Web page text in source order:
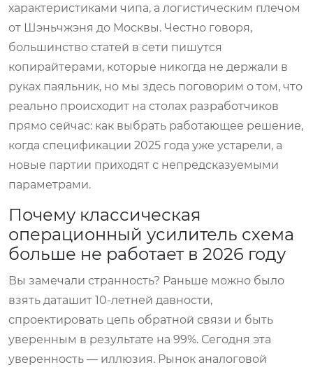
характеристиками чипа, а логистическим плечом
от Шэньчжэня до Москвы. Честно говоря,
большинство статей в сети пишутся
копирайтерами, которые никогда не держали в
руках паяльник, но мы здесь поговорим о том, что
реально происходит на столах разработчиков
прямо сейчас: как выбрать работающее решение,
когда спецификации 2025 года уже устарели, а
новые партии приходят с непредсказуемыми
параметрами.
Почему классическая
операционный усилитель схема
больше не работает в 2026 году
Вы замечали странность? Раньше можно было
взять даташит 10-летней давности,
спроектировать цепь обратной связи и быть
уверенным в результате на 99%. Сегодня эта
уверенность — иллюзия. Рынок аналоговой